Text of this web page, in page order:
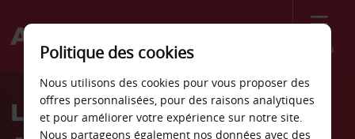
Menu
Welcome
AvisLocation de voiture
Politique des cookies
Nous utilisons des cookies pour vous proposer des
offres personnalisées, pour des raisons analytiques
et pour améliorer votre expérience sur notre site.
Nous partageons également nos données avec des